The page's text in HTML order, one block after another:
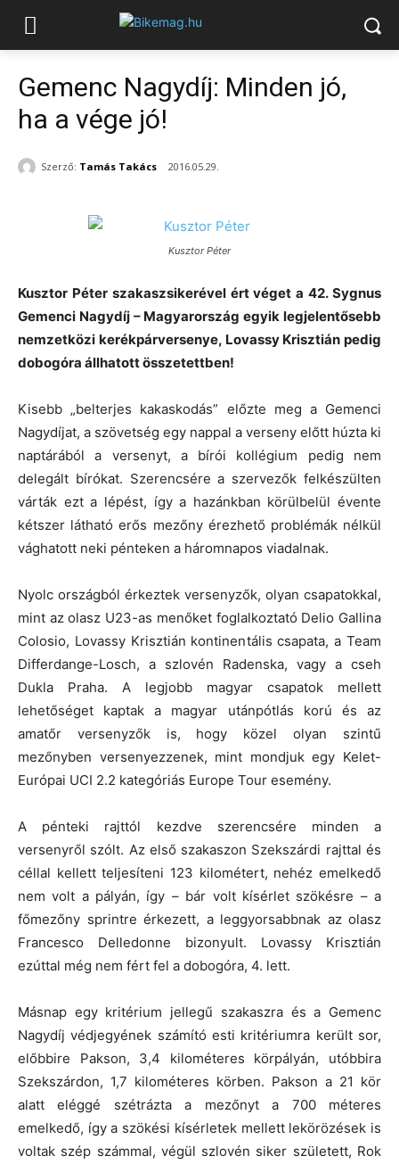
Gemenc Nagydíj: Minden jó,
ha a vége jó!
Szerző: Tamás Takács 2016.05.29.
Kusztor Péter
Kusztor Péter szakaszsikerével ért véget a 42. Sygnus
Gemenci Nagydíj – Magyarország egyik legjelentősebb
nemzetközi kerékpárversenye, Lovassy Krisztián pedig
dobogóra állhatott összetettben!
Kisebb „belterjes kakaskodás” előzte meg a Gemenci
Nagydíjat, a szövetség egy nappal a verseny előtt húzta ki
naptárából a versenyt, a bírói kollégium pedig nem
delegált bírókat. Szerencsére a szervezők felkészülten
várták ezt a lépést, így a hazánkban körülbelül évente
kétszer látható erős mezőny érezhető problémák nélkül
vághatott neki pénteken a háromnapos viadalnak.
Nyolc országból érkeztek versenyzők, olyan csapatokkal,
mint az olasz U23-as menőket foglalkoztató Delio Gallina
Colosio, Lovassy Krisztián kontinentális csapata, a Team
Differdange-Losch, a szlovén Radenska, vagy a cseh
Dukla Praha. A legjobb magyar csapatok mellett
lehetőséget kaptak a magyar utánpótlás korú és az
amatőr versenyzők is, hogy közel olyan szintű
mezőnyben versenyezzenek, mint mondjuk egy Kelet-
Európai UCI 2.2 kategóriás Europe Tour esemény.
A pénteki rajttól kezdve szerencsére minden a
versenyről szólt. Az első szakaszon Szekszárdi rajttal és
céllal kellett teljesíteni 123 kilométert, nehéz emelkedő
nem volt a pályán, így – bár volt kísérlet szökésre – a
főmezőny sprintre érkezett, a leggyorsabbnak az olasz
Francesco Delledonne bizonyult. Lovassy Krisztián
ezúttal még nem fért fel a dobogóra, 4. lett.
Másnap egy kritérium jellegű szakaszra és a Gemenc
Nagydíj védjegyének számító esti kritériumra került sor,
előbbire Pakson, 3,4 kilométeres körpályán, utóbbira
Szekszárdon, 1,7 kilométeres körben. Pakson a 21 kör
alatt eléggé szétrázta a mezőnyt a 700 méteres
emelkedő, így a szökési kísérletek mellett lekörözések is
voltak szép számmal, végül szlovén siker született, Rok